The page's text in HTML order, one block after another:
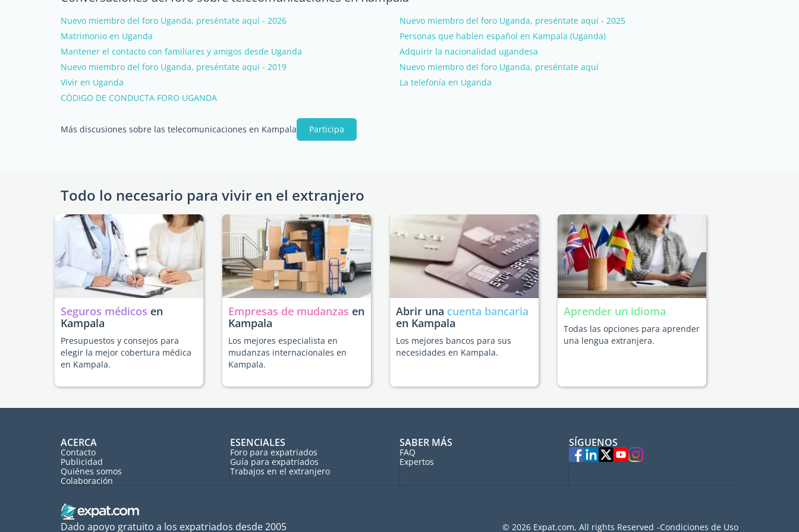
Nuevo miembro del foro Uganda, preséntate aquí - 2026
Nuevo miembro del foro Uganda, preséntate aquí - 2025
Matrimonio en Uganda
Personas que hablen español en Kampala (Uganda)
Mantener el contacto con familiares y amigos desde Uganda
Adquirir la nacionalidad ugandesa
Nuevo miembro del foro Uganda, preséntate aquí - 2019
Nuevo miembro del foro Uganda, preséntate aquí
Vivir en Uganda
La telefonía en Uganda
CÓDIGO DE CONDUCTA FORO UGANDA
Más discusiones sobre las telecomunicaciones en Kampala Participa
Todo lo necesario para vivir en el extranjero
Seguros médicos en
Kampala
Presupuestos y consejos para
elegir la mejor cobertura médica
en Kampala.
Empresas de mudanzas en
Kampala
Los mejores especialista en
mudanzas internacionales en
Kampala.
Abrir una cuenta bancaria
en Kampala
Los mejores bancos para sus
necesidades en Kampala.
Aprender un idioma
Todas las opciones para aprender
una lengua extranjera.
ACERCA
Contacto
Publicidad
Quiénes somos
Colaboración
ESENCIALES
Foro para expatriados
Guía para expatriados
Trabajos en el extranjero
SABER MÁS
FAQ
Expertos
SÍGUENOS
Dado apoyo gratuito a los expatriados desde 2005 © 2026 Expat.com, All rights Reserved Condiciones de Uso